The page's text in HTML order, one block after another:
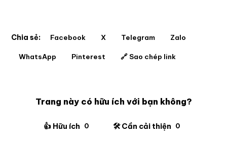
Chia sẻ: Facebook X Telegram Zalo
WhatsApp Pinterest 🔗 Sao chép link
Trang này có hữu ích với bạn không?
👍 Hữu ích 0 🛠️ Cần cải thiện 0